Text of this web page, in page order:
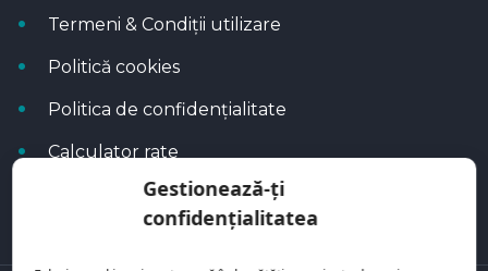
Gestionează-ți
confidențialitatea
Termeni & Condiții utilizare
Politică cookies
Politica de confidențialitate
Calculator rate
Blog Autoflux